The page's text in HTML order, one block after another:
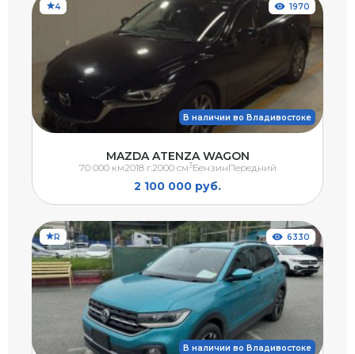
4
В наличии во Владивостоке
1970
MAZDA ATENZA WAGON
2 100 000 руб.
70 000 км2018 г.2000 см3БензинПередний
R
В наличии во Владивостоке
6330